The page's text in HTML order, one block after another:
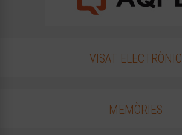
VISAT ELECTRÒNIC
MEMÒRIES